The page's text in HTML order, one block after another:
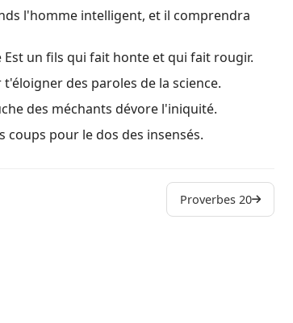
l'homme intelligent, et il comprendra
un fils qui fait honte et qui fait rougir.
des paroles de la science.
des méchants dévore l'iniquité.
pour le dos des insensés.
Proverbes 20